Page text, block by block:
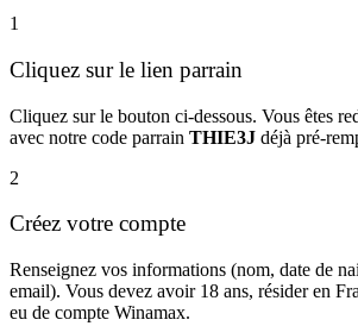
1
Cliquez sur le lien parrain
Cliquez sur le bouton ci-dessous. Vous êtes
avec notre code parrain THIE3J déjà pré-
2
Créez votre compte
Renseignez vos informations (nom, date de
email). Vous devez avoir 18 ans, résider en
eu de compte Winamax.